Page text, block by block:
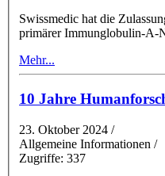
Swissmedic hat die Zulassung für das
primärer Immunglobulin-A-
Mehr...
10 Jahre
23. Oktober 2024 /
Allgemeine Informationen /
Zugriffe: 337